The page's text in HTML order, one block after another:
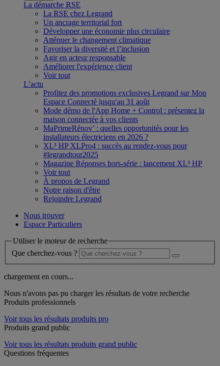
La démarche RSE
La RSE chez Legrand
Un ancrage territorial fort
Développer une économie plus circulaire
Atténuer le changement climatique
Favoriser la diversité et l’inclusion
Agir en acteur responsable
Améliorer l'expérience client
Voir tout
L’actu
Profitez des promotions exclusives Legrand sur Mon
Espace Connecté jusqu'au 31 août
Mode démo de l'App Home + Control : présentez la
maison connectée à vos clients
MaPrimeRénov’ : quelles opportunités pour les
installateurs électriciens en 2026 ?
XL³ HP XLPro4 : succès au rendez-vous pour
#legrandtour2025
Magazine Réponses hors-série : lancement XL³ HP
Voir tout
À propos de Legrand
Notre raison d'être
Rejoindre Legrand
Nous trouver
Espace Particuliers
Utiliser le moteur de recherche
Que cherchez-vous ?
chargement en cours...
Nous n'avons pas pu charger les résultats de votre recherche
Produits professionnels
Voir tous les résultats produits pro
Produits grand public
Voir tous les résultats produits grand public
Questions fréquentes